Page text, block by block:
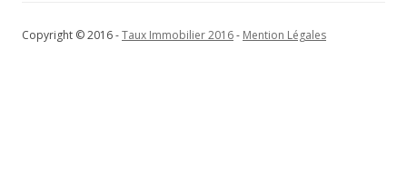
Copyright © 2016 -Taux Immobilier 2016- Mention Légales